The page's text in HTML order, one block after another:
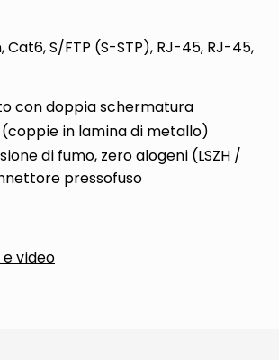
S/FTP (S-STP), RJ-45, RJ-45,
con doppia schermatura
(coppie in lamina di metallo)
di fumo, zero alogeni (LSZH /
pressofuso
video